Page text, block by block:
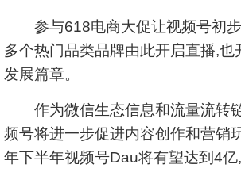
参与618电商大促让视频号初步
多个热门品类品牌由此开启直播,也
发展篇章。
作为微信生态信息和流量流转
频号将进一步促进内容创作和营销
年下半年视频号Dau将有望达到4